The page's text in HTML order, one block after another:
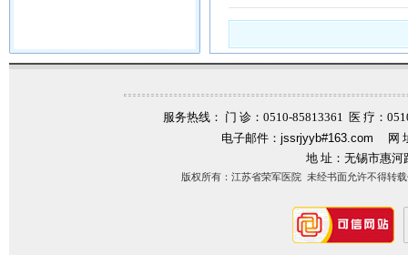
服务热线： 门 诊：0510-85813361 医 疗：
电子邮件： jssrjyyb#163.com
网
地 址：无锡市惠河
版权所有：江苏省荣军医院 未经书面允许不得转